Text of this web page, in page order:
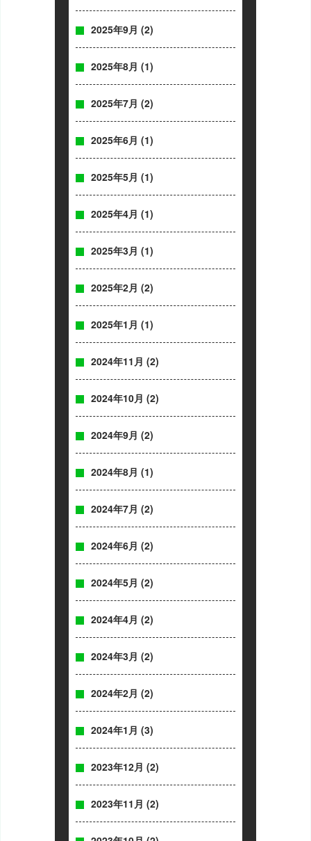
2025年9月 (2)
2025年8月 (1)
2025年7月 (2)
2025年6月 (1)
2025年5月 (1)
2025年4月 (1)
2025年3月 (1)
2025年2月 (2)
2025年1月 (1)
2024年11月 (2)
2024年10月 (2)
2024年9月 (2)
2024年8月 (1)
2024年7月 (2)
2024年6月 (2)
2024年5月 (2)
2024年4月 (2)
2024年3月 (2)
2024年2月 (2)
2024年1月 (3)
2023年12月 (2)
2023年11月 (2)